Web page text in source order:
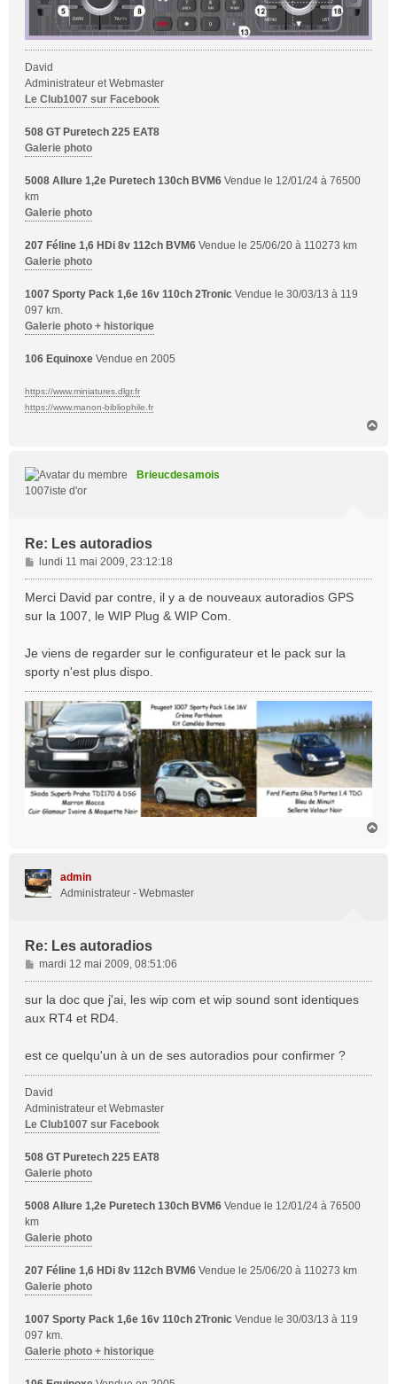
David
Administrateur et Webmaster
Le Club1007 sur Facebook
508 GT Puretech 225 EAT8
Galerie photo
5008 Allure 1,2e Puretech 130ch BVM6 Vendue le 12/01/24 à 76500
km
Galerie photo
207 Féline 1,6 HDi 8v 112ch BVM6 Vendue le 25/06/20 à 110273 km
Galerie photo
1007 Sporty Pack 1,6e 16v 110ch 2Tronic Vendue le 30/03/13 à 119
097 km.
Galerie photo + historique
106 Equinoxe Vendue en 2005
https://www.miniatures.dlgr.fr
https://www.manon-bibliophile.fr
Brieucdesamois
1007iste d'or
Re: Les autoradios
M
e
s
e
lundi 11 mai 2009, 23:12:18
Merci David par contre, il y a de nouveaux autoradios GPS
sur la 1007, le WIP Plug & WIP Com.
Je viens de regarder sur le configurateur et le pack sur la
sporty n'est plus dispo.
admin
Administrateur - Webmaster
Re: Les autoradios
M
e
a
e
mardi 12 mai 2009, 08:51:06
sur la doc que j'ai, les wip com et wip sound sont identiques
aux RT4 et RD4.
est ce quelqu'un à un de ses autoradios pour confirmer ?
David
Administrateur et Webmaster
Le Club1007 sur Facebook
508 GT Puretech 225 EAT8
Galerie photo
5008 Allure 1,2e Puretech 130ch BVM6 Vendue le 12/01/24 à 76500
km
Galerie photo
207 Féline 1,6 HDi 8v 112ch BVM6 Vendue le 25/06/20 à 110273 km
Galerie photo
1007 Sporty Pack 1,6e 16v 110ch 2Tronic Vendue le 30/03/13 à 119
097 km.
Galerie photo + historique